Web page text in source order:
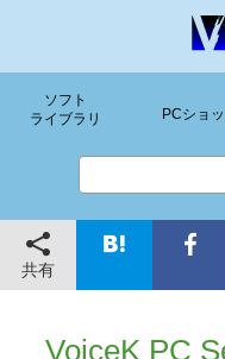
ソフト
ライブラリ
PCショ
共有
VoiceK PC